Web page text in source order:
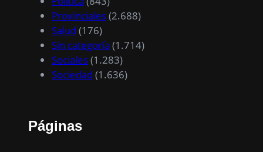
Provinciales(2.688)
Salud (176)
Sin categoría (1.714)
Sociales(1.283)
Sociedad (1.636)
Páginas